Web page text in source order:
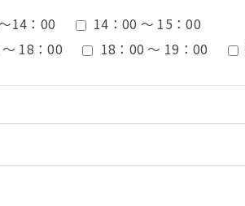
14：00
14：00 ～ 15：00
18：00 18：00 ～ 19：00